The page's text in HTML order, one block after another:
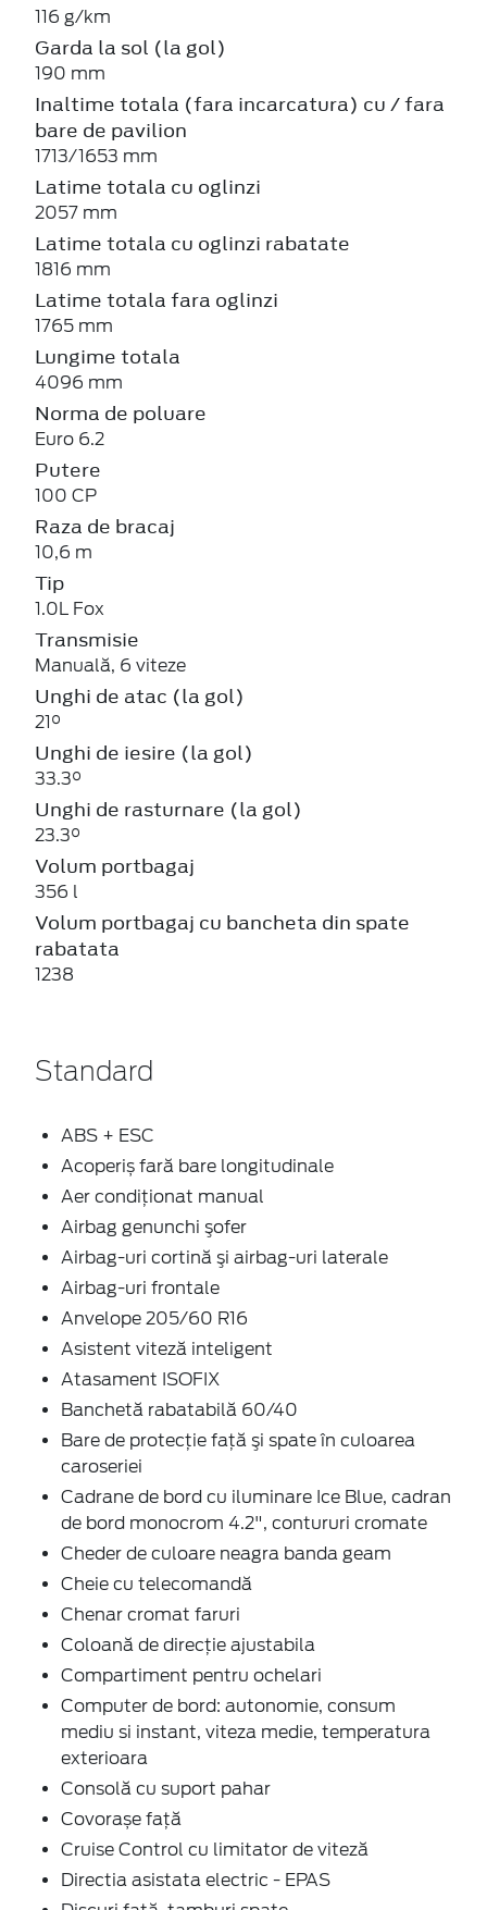
116 g/km
Garda la sol (la gol)
190 mm
Inaltime totala (fara incarcatura) cu / fara
bare de pavilion
1713/1653 mm
Latime totala cu oglinzi
2057 mm
Latime totala cu oglinzi rabatate
1816 mm
Latime totala fara oglinzi
1765 mm
Lungime totala
4096 mm
Norma de poluare
Euro 6.2
Putere
100 CP
Raza de bracaj
10,6 m
Tip
1.0L Fox
Transmisie
Manuală, 6 viteze
Unghi de atac (la gol)
21°
Unghi de iesire (la gol)
33.3°
Unghi de rasturnare (la gol)
23.3°
Volum portbagaj
356 l
Volum portbagaj cu bancheta din spate
rabatata
1238
Standard
ABS + ESC
Acoperiș fară bare longitudinale
Aer condiţionat manual
Airbag genunchi şofer
Airbag-uri cortină şi airbag-uri laterale
Airbag-uri frontale
Anvelope 205/60 R16
Asistent viteză inteligent
Atasament ISOFIX
Banchetă rabatabilă 60/40
Bare de protecţie faţă şi spate în culoarea
caroseriei
Cadrane de bord cu iluminare Ice Blue, cadran
de bord monocrom 4.2", contururi cromate
Cheder de culoare neagra banda geam
Cheie cu telecomandă
Chenar cromat faruri
Coloană de direcţie ajustabila
Compartiment pentru ochelari
Computer de bord: autonomie, consum
mediu si instant, viteza medie, temperatura
exterioara
Consolă cu suport pahar
Covorașe față
Cruise Control cu limitator de viteză
Directia asistata electric - EPAS